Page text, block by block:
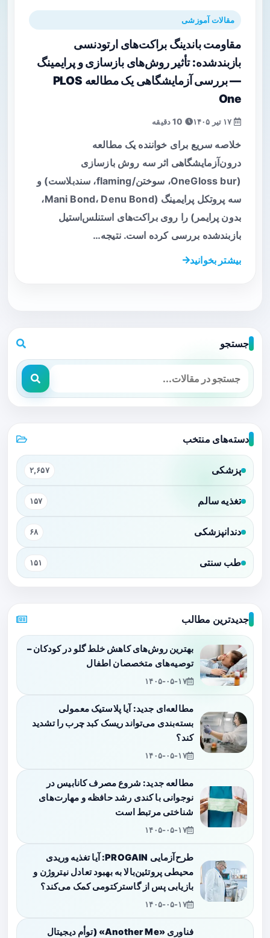
مقالات آموزشی
مقاومت باندینگ براکت‌های ارتودنسی
بازبندشده: تأثیر روش‌های بازسازی و پرایمینگ
— بررسی آزمایشگاهی یک مطالعه PLOS
One
خلاصه سریع برای خواننده یک مطالعه
درون‌آزمایشگاهی اثر سه روش بازسازی
(OneGloss bur، سوختن/flaming، سندبلاست) و
سه پروتکل پرایمینگ (Mani Bond، Denu Bond،
بدون پرایمر) را روی براکت‌های استنلس‌استیل
بازبندشده بررسی کرده است. نتیجه…
بیشتر بخوانید
جستجو
دسته‌های منتخب
پزشکی ۲,۶۵۷
تغذیه سالم ۱۵۷
دندانپزشکی ۶۸
طب سنتی ۱۵۱
جدیدترین مطالب
بهترین روش‌های کاهش خلط گلو در کودکان –
توصیه‌های متخصصان اطفال
۱۴۰۵-۰۵-۱۷
مطالعه‌ای جدید: آیا پلاستیک معمولی
بسته‌بندی می‌تواند ریسک کبد چرب را تشدید
کند؟
۱۴۰۵-۰۵-۱۷
مطالعه جدید: شروع مصرف کانابیس در
نوجوانی با کندی رشد حافظه و مهارت‌های
شناختی مرتبط است
۱۴۰۵-۰۵-۱۷
طرح‌آزمایی PROGAIN: آیا تغذیه وریدی
محیطی پروتئین‌بالا به بهبود تعادل نیتروژن و
بازیابی پس از گاسترکتومی کمک می‌کند؟
۱۴۰۵-۰۵-۱۷
فناوری «Another Me» (توأم دیجیتال